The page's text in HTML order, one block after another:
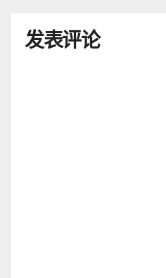
发表评论